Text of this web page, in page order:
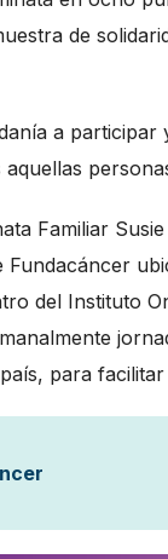
de
a
Familiar
del Instituto
para